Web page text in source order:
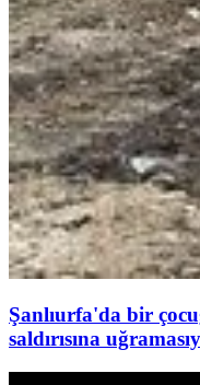
Şanlıurfa'da bir
saldırısına